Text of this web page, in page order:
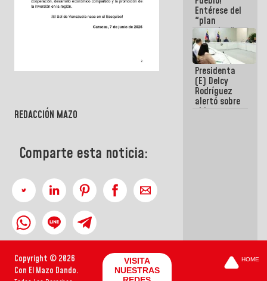
REDACCIÓN MAZO
Comparte esta noticia:
Entérese del
"plan
enjambre"
de La Sayo
para
sabotear el
diálogo y
promover el
caos
Presidenta
(E) Delcy
Rodríguez
alertó sobre
el impacto
Copyright © 2026
Con El Mazo Dando.
VISITA
NUESTRAS
HOME